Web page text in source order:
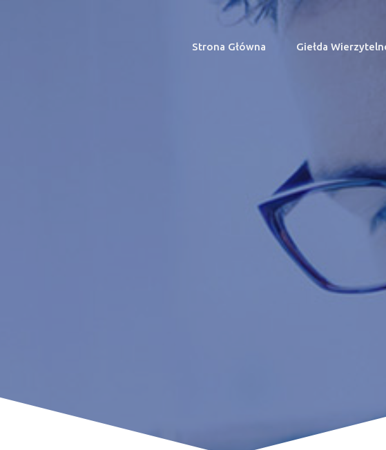
Strona Główna (current)
Giełda